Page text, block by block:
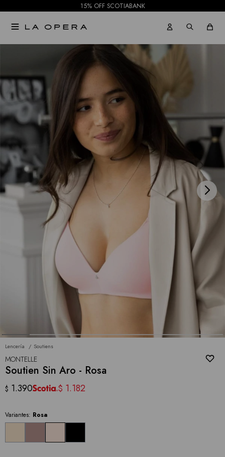
15% OFF SCOTIABANK

Lencería Soutiens
MONTELLE
Soutien Sin Aro - Rosa
$ 1.390 $ 1.182
Variantes: Rosa
NOTIFICARME